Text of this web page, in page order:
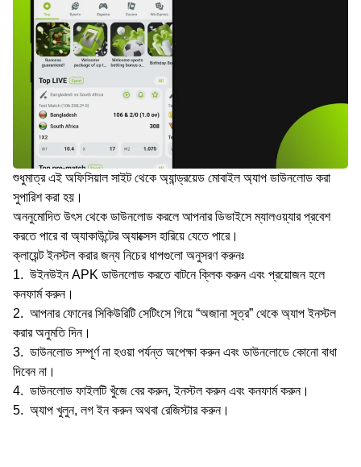
শুধুমাত্র এই অফিসিয়াল সাইট থেকে অ্যান্ড্রয়েড মোবাইল অ্যাপ ডাউনলোড করা
সুপারিশ করা হয়।
অননুমোদিত উৎস থেকে ডাউনলোড করলে আপনার ডিভাইসে ম্যালওয়্যার প্রবেশ
করতে পারে বা অ্যাকাউন্টের অ্যাক্সেস হারিয়ে যেতে পারে।
ক্লায়েন্ট ইনস্টল করার জন্য নিচের ধাপগুলো অনুসরণ করুনঃ
উইনউইন APK ডাউনলোড করতে বাটনে ক্লিক করুন এবং প্রয়োজন হলে
কনফার্ম করুন।
আপনার ফোনের সিকিউরিটি সেটিংসে গিয়ে “অজানা সূত্র” থেকে অ্যাপ ইনস্টল
করার অনুমতি দিন।
ডাউনলোড সম্পূর্ণ না হওয়া পর্যন্ত অপেক্ষা করুন এবং ডাউনলোডে কোনো বাধা
দিবেন না।
ডাউনলোড ফাইলটি খুঁজে বের করুন, ইনস্টল করুন এবং কনফার্ম করুন।
অ্যাপ খুলুন, লগ ইন করুন অথবা রেজিস্টার করুন।